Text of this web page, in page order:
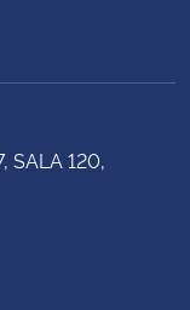
SALA 120,